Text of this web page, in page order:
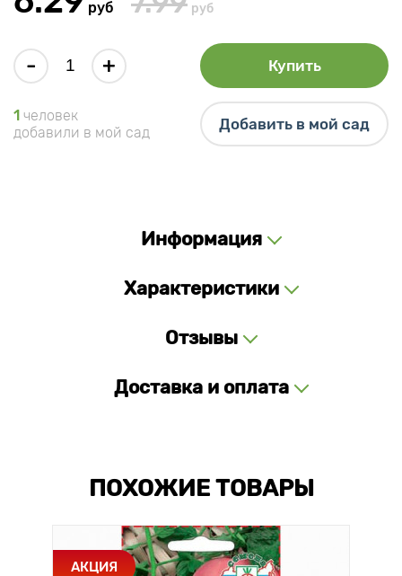
руб руб
- + Купить
1 человек
добавили в мой сад
Добавить в мой сад
Информация
Характеристики
Отзывы
Доставка и оплата
ПОХОЖИЕ ТОВАРЫ
АКЦИЯ